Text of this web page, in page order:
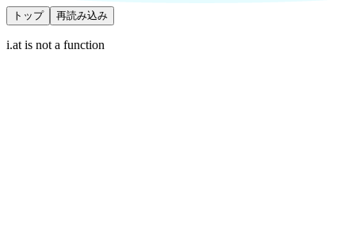
トップ 再読み込み
i.at is not a function